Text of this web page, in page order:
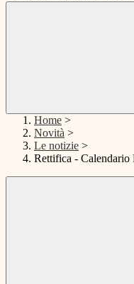
Home >
Novità >
Le notizie >
Rettifica - Calendario